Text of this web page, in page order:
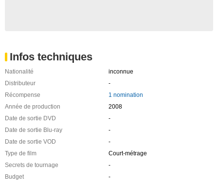
Infos techniques
Nationalité
inconnue
Distributeur
-
Récompense
1 nomination
Année de production
2008
Date de sortie DVD
-
Date de sortie Blu-ray
-
Date de sortie VOD
-
Type de film
Court-métrage
Secrets de tournage
-
Budget
-